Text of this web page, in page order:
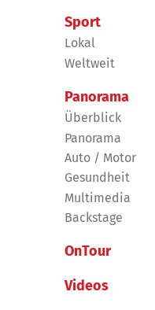
Sport
Lokal
Weltweit
Panorama
Überblick
Panorama
Auto / Motor
Gesundheit
Multimedia
Backstage
OnTour
Videos